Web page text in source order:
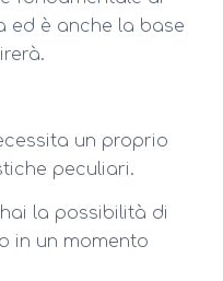
ed è anche la base
un proprio
peculiari.
la possibilità di
in un momento